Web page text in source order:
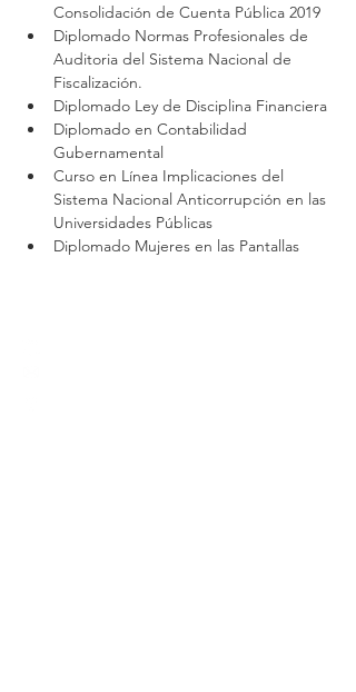
Consolidación de Cuenta Pública 2019
Diplomado Normas Profesionales de
Auditoria del Sistema Nacional de
Fiscalización.
Diplomado Ley de Disciplina Financiera
Diplomado en Contabilidad
Gubernamental
Curso en Línea Implicaciones del
Sistema Nacional Anticorrupción en las
Universidades Públicas
Diplomado Mujeres en las Pantallas